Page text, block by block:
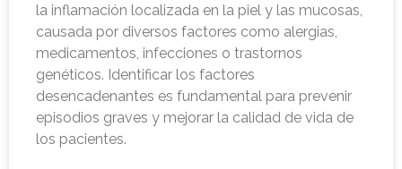
la inflamación localizada en la piel y las mucosas,
causada por diversos factores como alergias,
medicamentos, infecciones o trastornos
genéticos. Identificar los factores
desencadenantes es fundamental para prevenir
episodios graves y mejorar la calidad de vida de
los pacientes.